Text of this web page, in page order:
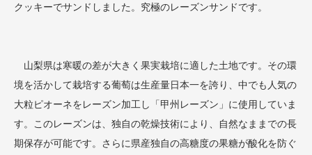
クッキーでサンドしました。究極のレーズンサンドです。
山梨県は寒暖の差が大きく果実栽培に適した土地です。その環
境を活かして栽培する葡萄は生産量日本一を誇り、中でも人気の
大粒ピオーネをレーズン加工し「甲州レーズン」に使用していま
す。このレーズンは、独自の乾燥技術により、自然なままでの長
期保存が可能です。さらに県産独自の高糖度の果糖が酸化を防ぐ